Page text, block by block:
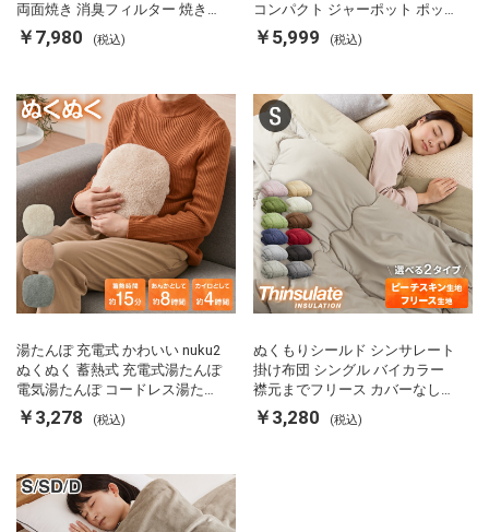
両面焼き 消臭フィルター 焼き魚
両面ヒーター タイマー付き SP-
FRS01 マットブラック シンプラ
￥7,980 (税込)
コンパクト ジャーポット ポット
カルキ抜き 空焚き防止 温度調節
軽量 SP-PD22 シンプラス
￥5,999 (税込)
湯たんぽ 充電式 かわいい nuku2
ぬくぬく 蓄熱式 充電式湯たんぽ
電気湯たんぽ コードレス湯たん
ぽ エコ 節電 節約 省エネ 充電式
エコ電気あんか EWT-2143 スリ
￥3,278 (税込)
ぬくもりシールド シンサレート
掛け布団 シングル バイカラー
襟元までフリース カバーなしで
使える 軽い 丸洗い 断熱 保温 抗
菌防臭 洗える 防ダニ 軽量 ホコ
￥3,280 (税込)